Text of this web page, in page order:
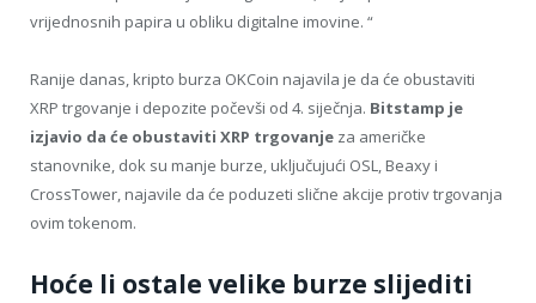
vrijednosnih papira u obliku digitalne imovine. “
Ranije danas, kripto burza OKCoin najavila je da će obustaviti
XRP trgovanje i depozite počevši od 4. siječnja. Bitstamp je
izjavio da će obustaviti XRP trgovanje za američke
stanovnike, dok su manje burze, uključujući OSL, Beaxy i
CrossTower, najavile da će poduzeti slične akcije protiv trgovanja
ovim tokenom.
Hoće li ostale velike burze slijediti